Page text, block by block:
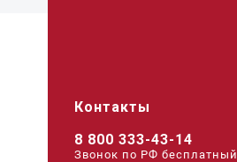
Контакты
8 800 333-43-14
Звонок по РФ беcплатный